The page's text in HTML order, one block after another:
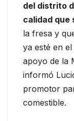
del distrito
calidad que
la fresa y
ya esté en
apoyo de la
informó
promotor
comestible.